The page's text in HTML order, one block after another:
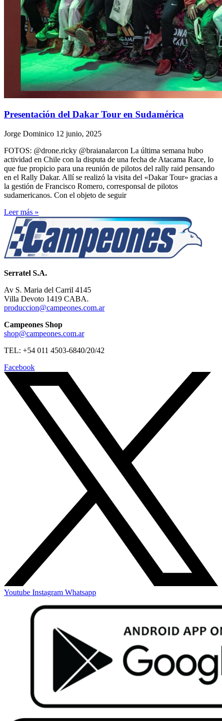
Presentación del Dakar Tour en Sudamérica
Jorge Dominico 12 junio, 2025
FOTOS: @drone.ricky @braianalarcon La última semana hubo
actividad en Chile con la disputa de una fecha de Atacama Race, lo
que fue propicio para una reunión de pilotos del rally raid pensando
en el Rally Dakar. Allí se realizó la visita del «Dakar Tour» gracias a
la gestión de Francisco Romero, corresponsal de pilotos
sudamericanos. Con el objeto de seguir
Leer más »
Serratel S.A.
Av S. Maria del Carril 4145
Villa Devoto 1419 CABA.
produccion@campeones.com.ar
Campeones Shop
shop@campeones.com.ar
TEL: +54 011 4503-6840/20/42
Facebook
Youtube Instagram Whatsapp